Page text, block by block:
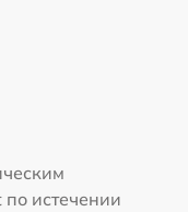
истечении